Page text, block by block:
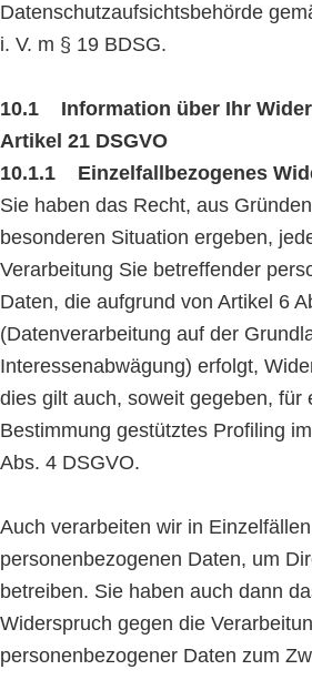
Datenschutzaufsichtsbehörde
i. V. m § 19 BDSG.
10.1 Information über Ihr
Artikel 21 DSGVO
10.1.1 Einzelfallbezogenes
Sie haben das Recht, aus
besonderen Situation ergeben,
Verarbeitung Sie betreffender
Daten, die aufgrund von Artikel 6
(Datenverarbeitung auf der
Interessenabwägung) erfolgt,
dies gilt auch, soweit gegeben, für
Bestimmung gestütztes Profiling
Abs. 4 DSGVO.
Auch verarbeiten wir in
personenbezogenen Daten, um
betreiben. Sie haben auch dann
Widerspruch gegen die
personenbezogener Daten zum